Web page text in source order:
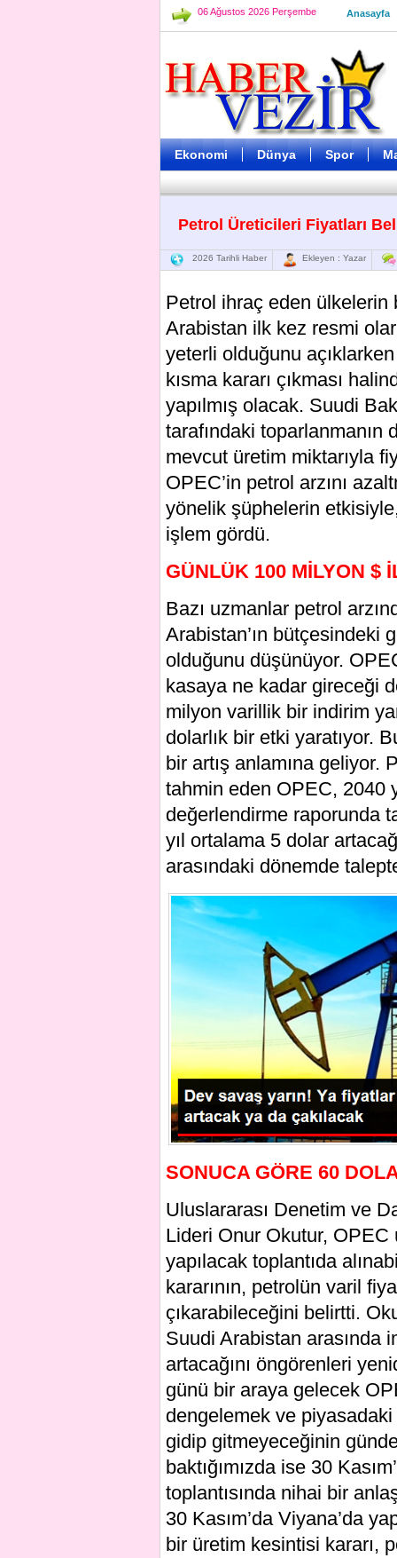
06 Ağustos 2026 Perşembe Anasayfa
Ekonomi Dünya Spor
Petrol Üreticileri Fiyatları
2026 Tarihli Haber Ekleyen : Yazar
Petrol ihraç eden ülkelerin
Arabistan ilk kez resmi
yeterli olduğunu
kısma kararı çıkması
yapılmış olacak. Suudi
tarafındaki toparlanmanın
mevcut üretim miktarıyla
OPEC’in petrol arzını
yönelik şüphelerin
işlem gördü.
GÜNLÜK 100 MİLYON $
Bazı uzmanlar petrol
Arabistan’ın bütçesindeki
olduğunu düşünüyor.
kasaya ne kadar gireceği
milyon varillik bir indirim
dolarlık bir etki yaratıyor.
bir artış anlamına geliyor.
tahmin eden OPEC, 2040
değerlendirme raporunda
yıl ortalama 5 dolar
arasındaki dönemde
SONUCA GÖRE 60
Uluslararası Denetim ve
Lideri Onur Okutur, OPEC
yapılacak toplantıda
kararının, petrolün varil
çıkarabileceğini belirtti.
Suudi Arabistan arasında
artacağını öngörenleri
günü bir araya gelecek
dengelemek ve piyasadaki
gidip gitmeyeceğinin
baktığımızda ise 30
toplantısında nihai bir
30 Kasım’da Viyana’da
bir üretim kesintisi kararı,